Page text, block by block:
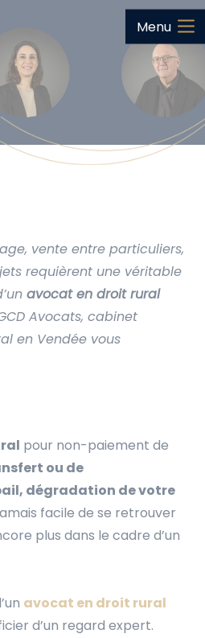
Menu
vente entre particuliers,
requièrent une véritable
avocat en droit rural
Avocats, cabinet
en Vendée vous
pour non-paiement de
ou de
dégradation de votre
facile de se retrouver
plus dans le cadre d’un
avocat en droit rural
d’un regard expert.